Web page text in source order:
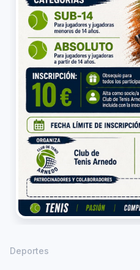
Deportes